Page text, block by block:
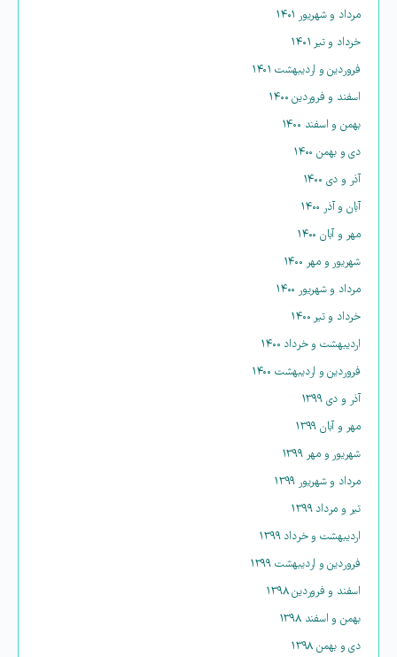
مرداد و شهریور ۱۴۰۱
خرداد و تیر ۱۴۰۱
فروردین و اردیبهشت ۱۴۰۱
اسفند و فروردین ۱۴۰۰
بهمن و اسفند ۱۴۰۰
دی و بهمن ۱۴۰۰
آذر و دی ۱۴۰۰
آبان و آذر ۱۴۰۰
مهر و آبان ۱۴۰۰
شهریور و مهر ۱۴۰۰
مرداد و شهریور ۱۴۰۰
خرداد و تیر ۱۴۰۰
اردیبهشت و خرداد ۱۴۰۰
فروردین و اردیبهشت ۱۴۰۰
آذر و دی ۱۳۹۹
مهر و آبان ۱۳۹۹
شهریور و مهر ۱۳۹۹
مرداد و شهریور ۱۳۹۹
تیر و مرداد ۱۳۹۹
اردیبهشت و خرداد ۱۳۹۹
فروردین و اردیبهشت ۱۳۹۹
اسفند و فروردین ۱۳۹۸
بهمن و اسفند ۱۳۹۸
دی و بهمن ۱۳۹۸